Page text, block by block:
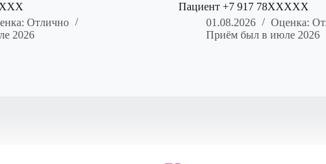
Отлично
2026
Пациент +7 917 78XXXXX
01.08.2026
Оценка:
Приём был в июле 2026